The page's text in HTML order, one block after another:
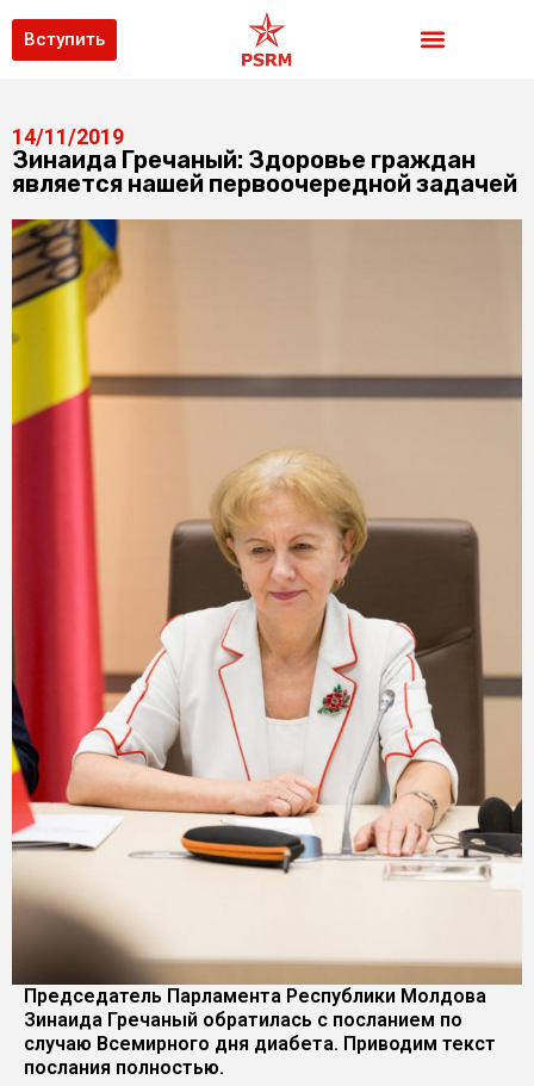
Вступить
14/11/2019
Зинаида Гречаный: Здоровье граждан
является нашей первоочередной задачей
Председатель Парламента Республики Молдова
Зинаида Гречаный обратилась с посланием по
случаю Всемирного дня диабета. Приводим текст
послания полностью.